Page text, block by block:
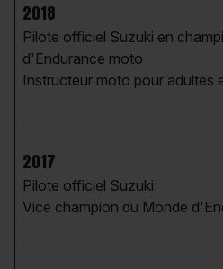
2018
Pilote officiel Suzuki en
d'Endurance moto
Instructeur moto pour adultes
2017
Pilote officiel Suzuki
Vice champion du Monde